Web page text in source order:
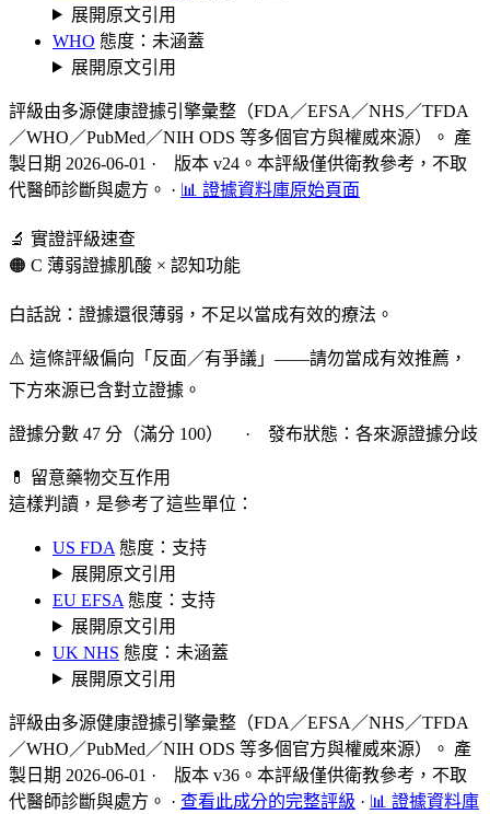
展開原文引用
WHO 態度：未涵蓋
展開原文引用
評級由多源健康證據引擎彙整（FDA／EFSA／NHS／TFDA
／WHO／PubMed／NIH ODS 等多個官方與權威來源）。 產
製日期 2026-06-01 · 版本 v24。本評級僅供衛教參考，不取
代醫師診斷與處方。 · 📊 證據資料庫原始頁面
🔬 實證評級速查
🟠 C 薄弱證據肌酸 × 認知功能
白話說：證據還很薄弱，不足以當成有效的療法。
⚠️ 這條評級偏向「反面／有爭議」——請勿當成有效推薦，
下方來源已含對立證據。
證據分數 47 分（滿分 100） · 發布狀態：各來源證據分歧
💊 留意藥物交互作用
這樣判讀，是參考了這些單位：
US FDA 態度：支持
展開原文引用
EU EFSA 態度：支持
展開原文引用
UK NHS 態度：未涵蓋
展開原文引用
評級由多源健康證據引擎彙整（FDA／EFSA／NHS／TFDA
／WHO／PubMed／NIH ODS 等多個官方與權威來源）。 產
製日期 2026-06-01 · 版本 v36。本評級僅供衛教參考，不取
代醫師診斷與處方。 · 查看此成分的完整評級 · 📊 證據資料庫